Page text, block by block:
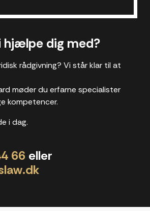
hjælpe dig med?
rådgivning? Vi står klar til at
møder du erfarne specialister
kompetencer.
i dag.
66 eller